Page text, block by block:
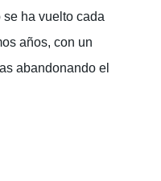
ha vuelto cada
años, con un
abandonando el